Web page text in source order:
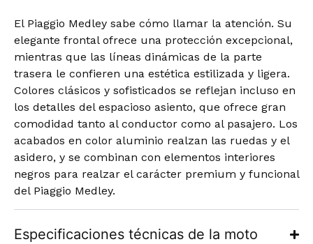
El Piaggio Medley sabe cómo llamar la atención. Su
elegante frontal ofrece una protección excepcional,
mientras que las líneas dinámicas de la parte
trasera le confieren una estética estilizada y ligera.
Colores clásicos y sofisticados se reflejan incluso en
los detalles del espacioso asiento, que ofrece gran
comodidad tanto al conductor como al pasajero. Los
acabados en color aluminio realzan las ruedas y el
asidero, y se combinan con elementos interiores
negros para realzar el carácter premium y funcional
del Piaggio Medley.
Especificaciones técnicas de la moto